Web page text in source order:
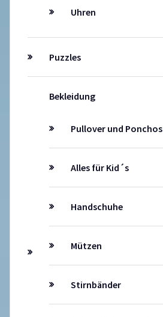
Uhren
Puzzles
Bekleidung
Pullover und Ponchos
Alles für Kid´s
Handschuhe
Mützen
Stirnbänder